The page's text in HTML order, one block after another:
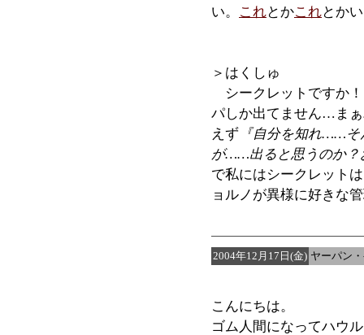
い。
これとかこれとか
＞はくしゅ
シークレットですか
パしか出てません…ま
えず 『自分を知れ……
が……出ると思うのか？
で私にはシークレット
ョルノが異様に好きな
2004年12月17日(金) ヤーパン
こんにちは。
ゴム人間になってハウ